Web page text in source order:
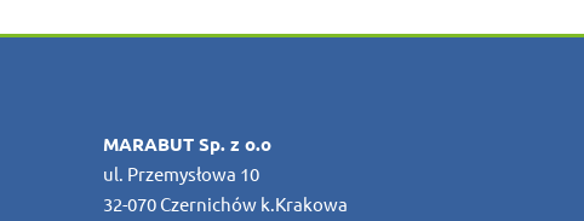
MARABUT Sp. z o.o
ul. Przemysłowa 10
32-070 Czernichów k.Krakowa